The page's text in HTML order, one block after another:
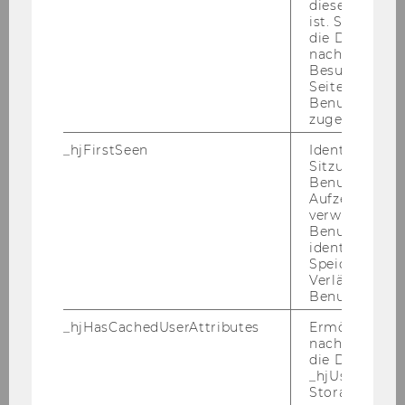
ist vor­aus­sicht­lich ab 1. März 2007 für 4 Jahre
Wis­sen­schaft­li­chen Mit­ar­bei­
ters/ einer Wis­sen­schaft­li­chen Mit­ar­bei­te­rin
(Ar­beit­neh­me­rIn der Wirt­schafts­uni­ver­si­tät
voll­be­schäf­
Wir wei­sen Sie dar­auf hin, dass der WU-​
Entwicklungsplan für wis­sen­schaft­li­che Mit­ar­
bei­ter/ Wis­sen­schaft­li­che Mit­ar­bei­te­rin­nen eine
ma­xi­ma­le Be­fris­tungs­dau­er von 4 Jah­ren vor­
Be­wer­ber/innen, die be­reits als Er­satz­kräf­te an
der WU be­schäf­tigt sind, kön­nen daher nur
mehr für die auf die 4 Jahre feh­len­de Zeit ein­
ge­stellt wer­den.
Wei­ters wei­sen wir dar­auf­hin, dass die Wie­der­
be­stel­lung von Per­so­nen, die be­reits eine Stel­
le als Wis­sen­schaft­li­cher Mit­ar­bei­ter/Wis­sen­
diese Seite
ist. Stellt
die Daten von
Besuchen
Seite
Benutzer-ID
zugeordnet
_hjFirstSeen
Identifiziert
Sitzung eines
Benutzers.
verwendet,
identifizieren.
Verlängert
_hjHasCachedUserAttributes
Ermöglicht
die Daten in
Storage auf